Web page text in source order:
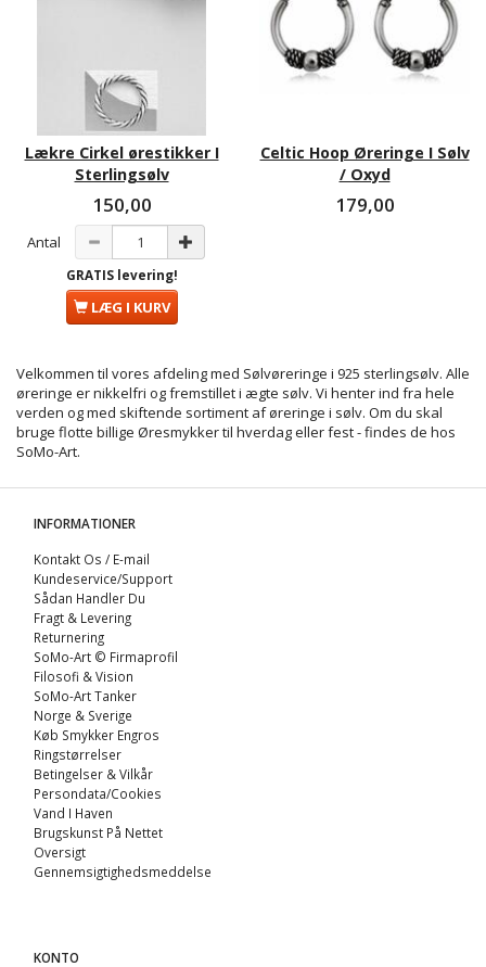
Lækre Cirkel ørestikker I
Sterlingsølv
150,00
Antal
GRATIS levering!
LÆG I KURV
Celtic Hoop Øreringe I Sølv
/ Oxyd
179,00
Velkommen til vores afdeling med Sølvøreringe i 925 sterlingsølv. Alle
øreringe er nikkelfri og fremstillet i ægte sølv. Vi henter ind fra hele
verden og med skiftende sortiment af øreringe i sølv. Om du skal
bruge flotte billige Øresmykkertil hverdag eller fest - findes de hos
SoMo-Art.
INFORMATIONER
Kontakt Os / E-mail
Kundeservice/Support
Sådan Handler Du
Fragt & Levering
Returnering
SoMo-Art © Firmaprofil
Filosofi & Vision
SoMo-Art Tanker
Norge & Sverige
Køb Smykker Engros
Ringstørrelser
Betingelser & Vilkår
Persondata/Cookies
Vand I Haven
Brugskunst På Nettet
Oversigt
Gennemsigtighedsmeddelse
KONTO